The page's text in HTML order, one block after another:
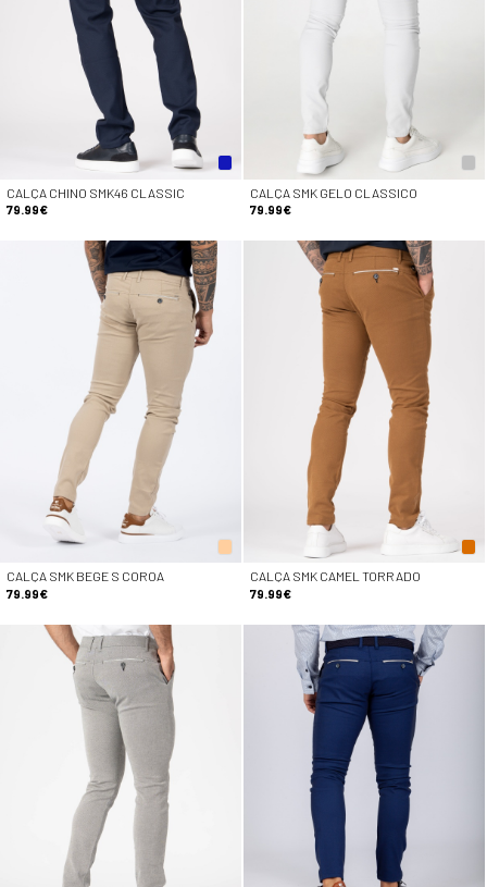
CALÇA CHINO SMK46 CLASSIC
79.99€
CALÇA SMK GELO CLASSICO
79.99€
CALÇA SMK BEGE S COROA
79.99€
CALÇA SMK CAMEL TORRADO
79.99€